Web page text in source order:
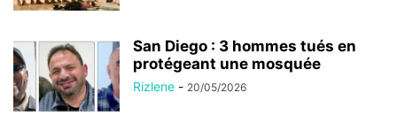
San Diego : 3 hommes tués en
protégeant une mosquée
Rizlene - 20/05/2026